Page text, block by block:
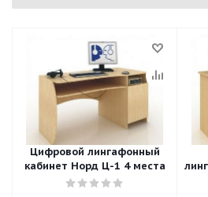
Цифровой лингафонный
кабинет Норд Ц-1 4 места